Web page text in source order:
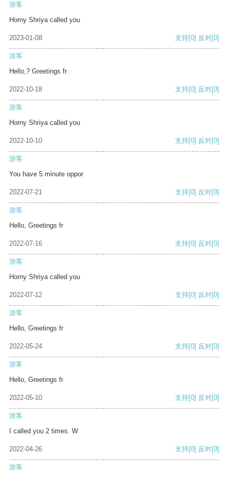
游客
Horny Shriya called you
2023-01-08 支持[0] 反对[0]
游客
Hello,? Greetings fr
2022-10-18 支持[0] 反对[0]
游客
Horny Shriya called you
2022-10-10 支持[0] 反对[0]
游客
You have 5 minute oppor
2022-07-21 支持[0] 反对[0]
游客
Hello, Greetings fr
2022-07-16 支持[0] 反对[0]
游客
Horny Shriya called you
2022-07-12 支持[0] 反对[0]
游客
Hello, Greetings fr
2022-05-24 支持[0] 反对[0]
游客
Hello, Greetings fr
2022-05-10 支持[0] 反对[0]
游客
I called you 2 times. W
2022-04-26 支持[0] 反对[0]
游客